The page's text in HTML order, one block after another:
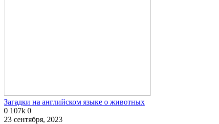
Загадки на английском языке о животных
0 107k 0
23 сентября, 2023